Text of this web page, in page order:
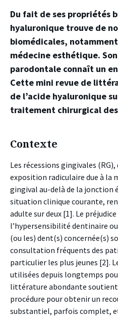
Du fait de ses propriétés
hyaluronique trouve de
biomédicales,
médecine esthétique.
parodontale connaît un
Cette mini revue de
de l’acide hyaluronique
traitement chirurgical
Contexte
Les récessions gingivales
exposition radiculaire due à la
gingival au-delà de la jonction
situation clinique courante,
adulte sur deux [1]. Le
l’hypersensibilité dentinaire
(ou les) dent(s) concernée(s)
consultation fréquents des
particulier les plus jeunes [2].
utilisées depuis longtemps
littérature abondante soutient
procédure pour obtenir un
substantiel, parfois complet,